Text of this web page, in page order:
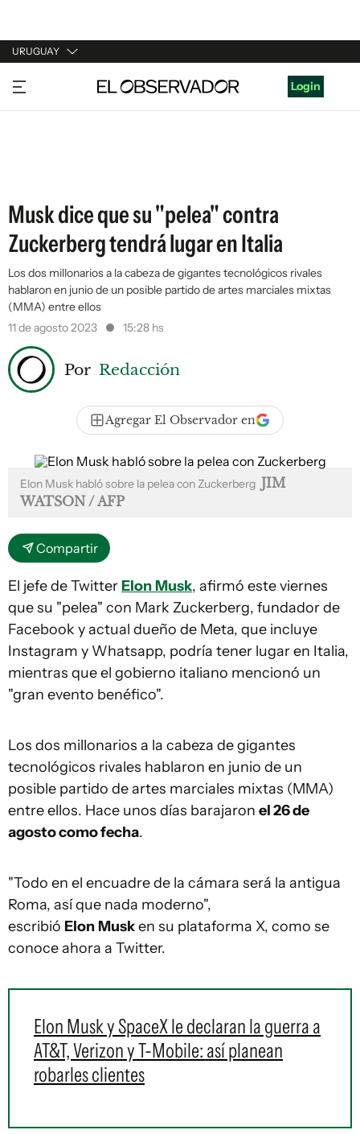
URUGUAY
URUGUAY
ARGENTINA
Login
Musk dice que su "pelea" contra
Zuckerberg tendrá lugar en Italia
Los dos millonarios a la cabeza de gigantes tecnológicos rivales
hablaron en junio de un posible partido de artes marciales mixtas
(MMA) entre ellos
11 de agosto 2023
15:28 hs
Por Redacción
Agregar El Observador en
Elon Musk habló sobre la pelea con Zuckerberg JIM
WATSON / AFP
Compartir
El jefe de TwitterElonMusk, afirmó este viernes
que su "pelea" con Mark Zuckerberg, fundador de
Facebook y actual dueño de Meta, que incluye
Instagram y Whatsapp, podría tener lugar en Italia,
mientras que el gobierno italiano mencionó un
"gran evento benéfico".
Los dos millonarios a la cabeza de gigantes
tecnológicos rivales hablaron en junio de un
posible partido de artes marciales mixtas (MMA)
entre ellos. Hace unos días barajaron el 26 de
agosto como fecha.
"Todo en el encuadre de la cámara será la antigua
Roma, así que nada moderno",
escribió Elon Musken su plataforma X, como se
conoce ahora a Twitter.
Elon Musk y SpaceX le declaran la guerra a
AT&T, Verizon y T-Mobile: así planean
robarles clientes